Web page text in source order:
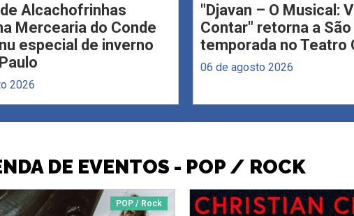
Alcachofrinhas
Mercearia do Conde
especial de inverno
2026
"Djavan – O Musical:
Contar" retorna a
temporada no Teatro
06 de agosto 2026
DE EVENTOS - POP / ROCK
POP / Rock